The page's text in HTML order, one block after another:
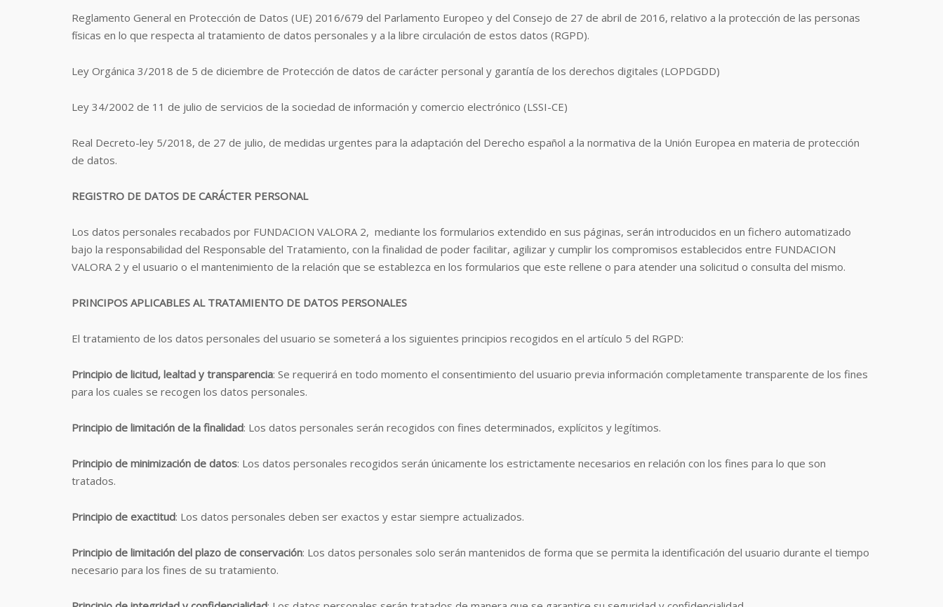
Reglamento General en Protección de Datos (UE) 2016/679 del Parlamento Europeo y del Consejo de 27 de abril de 2016, relativo a la protección de las personas
físicas en lo que respecta al tratamiento de datos personales y a la libre circulación de estos datos (RGPD).
Ley Orgánica 3/2018 de 5 de diciembre de Protección de datos de carácter personal y garantía de los derechos digitales (LOPDGDD)
Ley 34/2002 de 11 de julio de servicios de la sociedad de información y comercio electrónico (LSSI-CE)
Real Decreto-ley 5/2018, de 27 de julio, de medidas urgentes para la adaptación del Derecho español a la normativa de la Unión Europea en materia de protección
de datos.
REGISTRO DE DATOS DE CARÁCTER PERSONAL
Los datos personales recabados por FUNDACION VALORA 2, mediante los formularios extendido en sus páginas, serán introducidos en un fichero automatizado
bajo la responsabilidad del Responsable del Tratamiento, con la finalidad de poder facilitar, agilizar y cumplir los compromisos establecidos entre FUNDACION
VALORA 2 y el usuario o el mantenimiento de la relación que se establezca en los formularios que este rellene o para atender una solicitud o consulta del mismo.
PRINCIPOS APLICABLES AL TRATAMIENTO DE DATOS PERSONALES
El tratamiento de los datos personales del usuario se someterá a los siguientes principios recogidos en el artículo 5 del RGPD:
Principio de licitud, lealtad y transparencia: Se requerirá en todo momento el consentimiento del usuario previa información completamente transparente de los fines
para los cuales se recogen los datos personales.
Principio de limitación de la finalidad: Los datos personales serán recogidos con fines determinados, explícitos y legítimos.
Principio de minimización de datos: Los datos personales recogidos serán únicamente los estrictamente necesarios en relación con los fines para lo que son
tratados.
Principio de exactitud: Los datos personales deben ser exactos y estar siempre actualizados.
Principio de limitación del plazo de conservación: Los datos personales solo serán mantenidos de forma que se permita la identificación del usuario durante el tiempo
necesario para los fines de su tratamiento.